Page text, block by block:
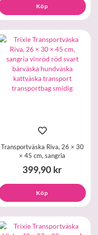
Köp
Transportväska Riva, 26 × 30
× 45 cm, sangria
399,90 kr
Köp